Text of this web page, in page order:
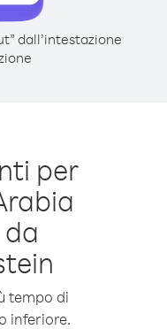
dall’intestazione
per
tempo di
inferiore.